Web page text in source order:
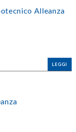
Alleanza
LEGGI